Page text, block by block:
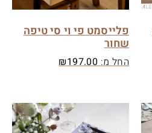
פלייסמט פי וי סי טיפה
שחור
החל מ: ₪197.00